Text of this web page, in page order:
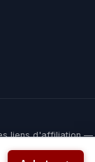
liens d'affiliation —
nous aide